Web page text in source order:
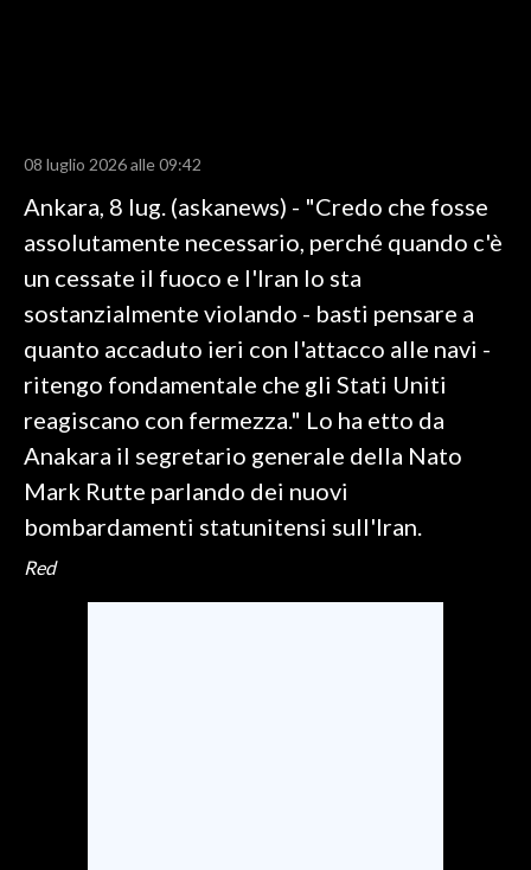
RISULTATI E CLASSIFICHE
CALCIO
CALCIO REGIONALE
BASKET
VOLLEY
MOTORI
TENNIS
ALTRI SPORT
CULTURA
08 luglio 2026 alle 09:42
Ankara, 8 lug. (askanews) - "Credo che fosse
assolutamente necessario, perché quando c'è
un cessate il fuoco e l'Iran lo sta
sostanzialmente violando - basti pensare a
quanto accaduto ieri con l'attacco alle navi -
ritengo fondamentale che gli Stati Uniti
reagiscano con fermezza." Lo ha etto da
Anakara il segretario generale della Nato
Mark Rutte parlando dei nuovi
bombardamenti statunitensi sull'Iran.
Red